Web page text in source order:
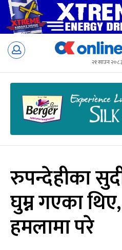
Skip
२१ साउन
रुपन्देहीका
घुम्न गएका
हमलामा परे